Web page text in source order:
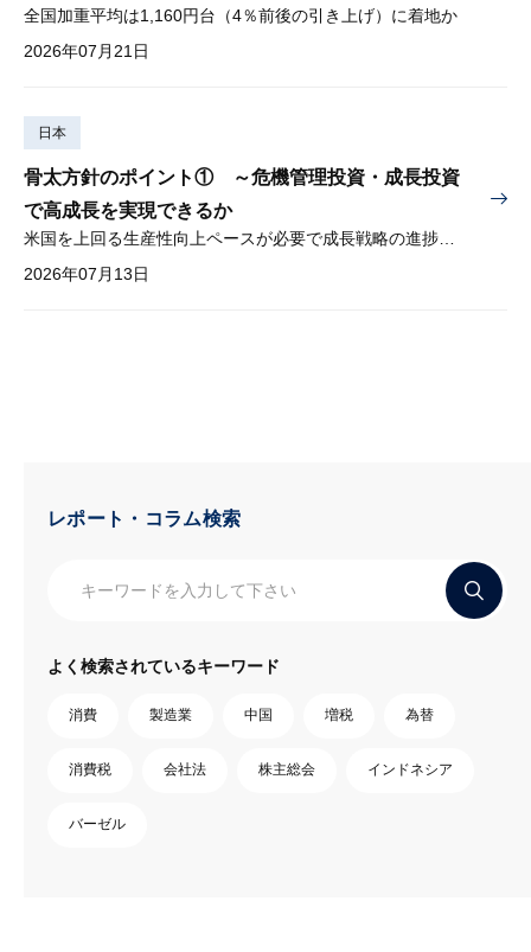
全国加重平均は1,160円台（4％前後の引き上げ）に着地か
2026年07月21日
日本
骨太方針のポイント① ～危機管理投資・成長投資
で高成長を実現できるか
2026年07月13日
レポート・コラム検索
よく検索されているキーワード
消費 製造業 中国 増税 為替
消費税 会社法 株主総会 インドネシア
バーゼル